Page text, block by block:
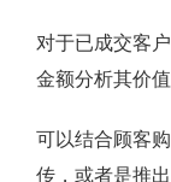
对于已成交客
金额分析其价
可以结合顾客
传，或者是推